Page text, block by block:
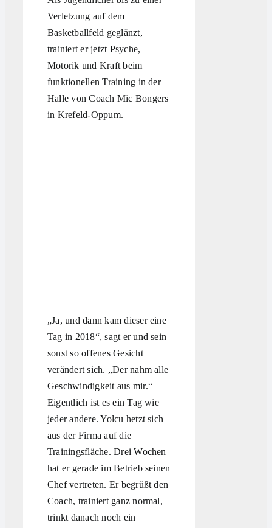
Verletzung auf dem
Basketballfeld geglänzt,
trainiert er jetzt Psyche,
Motorik und Kraft beim
funktionellen Training in der
Halle von Coach Mic Bongers
in Krefeld-Oppum.
„Ja, und dann kam dieser eine
Tag in 2018“, sagt er und sein
sonst so offenes Gesicht
verändert sich. „Der nahm alle
Geschwindigkeit aus mir.“
Eigentlich ist es ein Tag wie
jeder andere. Yolcu hetzt sich
aus der Firma auf die
Trainingsfläche. Drei Wochen
hat er gerade im Betrieb seinen
Chef vertreten. Er begrüßt den
Coach, trainiert ganz normal,
trinkt danach noch ein